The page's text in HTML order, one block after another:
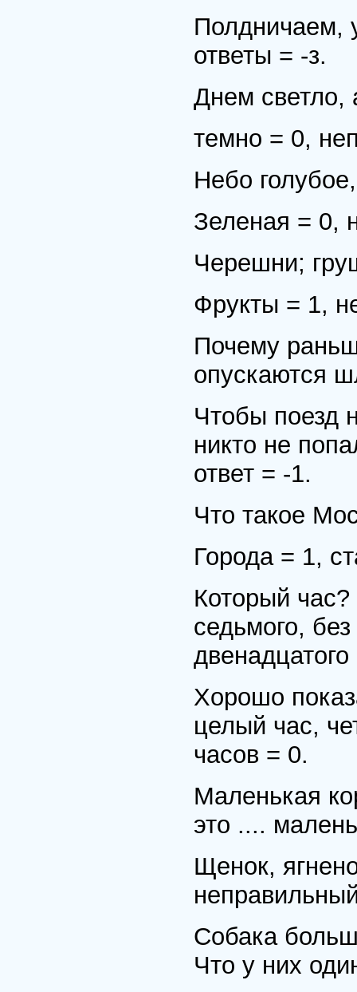
Полдничаем,
ответы = -з.
Днем светло,
темно = 0,
Небо
Зеленая = 0,
Черешни;
Фрукты = 1,
Почему
опускаются
Чтобы поезд
никто не
ответ = -1.
Что такое
Города = 1,
Который
седьмого,
Хорошо
целый час,
часов = 0.
Маленькая
это ....
Щенок,
Собака
Что у них